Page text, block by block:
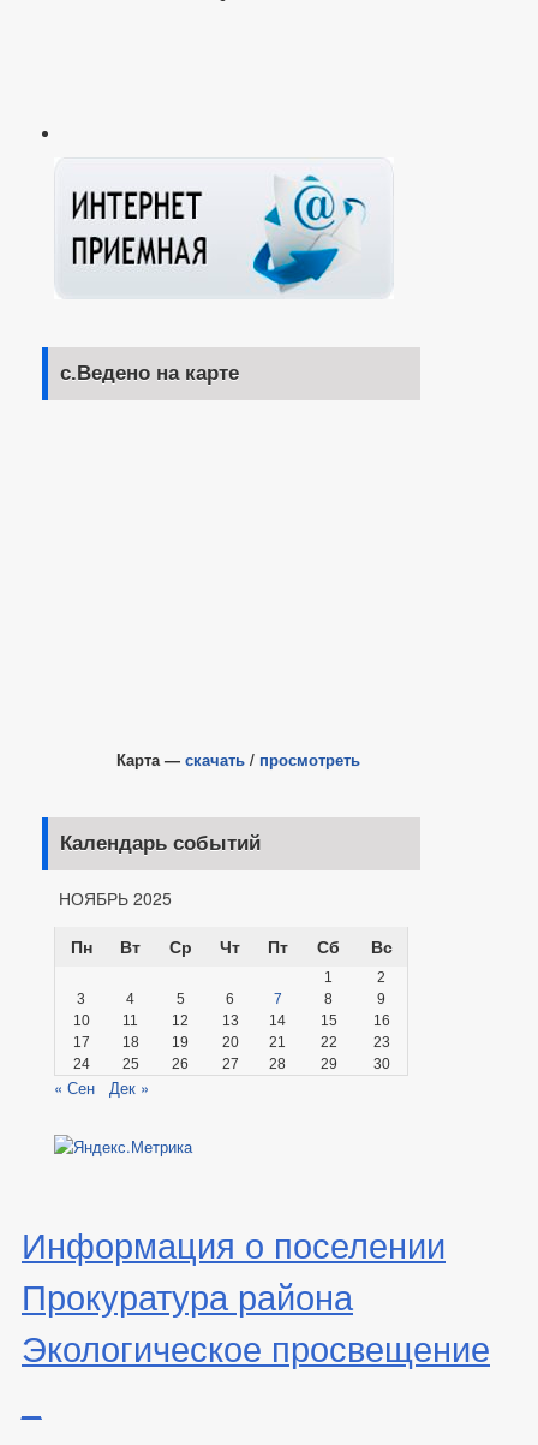
с.Ведено на карте
Карта — скачать / просмотреть
Календарь событий
НОЯБРЬ 2025
Пн
Вт Ср Чт Пт Сб Вс
1
2
3
4 5 6 7 8
9
10
11 12 13 14 15
16
17
18 19 20 21 22
23
24
25 26 27 28 29 30
« Сен Дек »
Информация о поселении
Прокуратура района
Экологическое просвещение